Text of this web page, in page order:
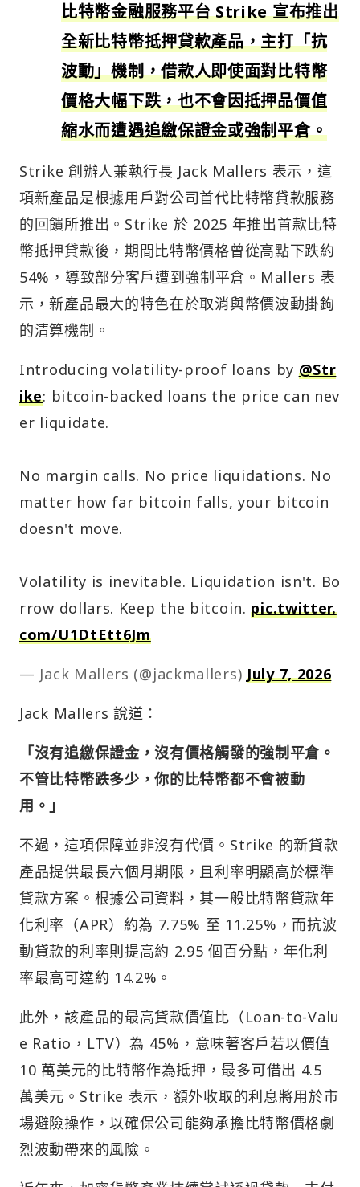
比特幣金融服務平台 Strike 宣布推出
全新比特幣抵押貸款產品，主打「抗
波動」機制，借款人即使面對比特幣
價格大幅下跌，也不會因抵押品價值
縮水而遭遇追繳保證金或強制平倉。
Strike 創辦人兼執行長 Jack Mallers 表示，這
項新產品是根據用戶對公司首代比特幣貸款服務
的回饋所推出。Strike 於 2025 年推出首款比特
幣抵押貸款後，期間比特幣價格曾從高點下跌約
54%，導致部分客戶遭到強制平倉。Mallers 表
示，新產品最大的特色在於取消與幣價波動掛鉤
的清算機制。
Introducing volatility-proof loans by @Str
ike: bitcoin-backed loans the price can nev
er liquidate.
No margin calls. No price liquidations. No
matter how far bitcoin falls, your bitcoin
doesn't move.
Volatility is inevitable. Liquidation isn't. Bo
rrow dollars. Keep the bitcoin.pic.twitter.
com/U1DtEtt6Jm
— Jack Mallers (@jackmallers) July 7, 2026
Jack Mallers 說道：
「沒有追繳保證金，沒有價格觸發的強制平倉。
不管比特幣跌多少，你的比特幣都不會被動
用。」
不過，這項保障並非沒有代價。Strike 的新貸款
產品提供最長六個月期限，且利率明顯高於標準
貸款方案。根據公司資料，其一般比特幣貸款年
化利率（APR）約為 7.75% 至 11.25%，而抗波
動貸款的利率則提高約 2.95 個百分點，年化利
率最高可達約 14.2%。
此外，該產品的最高貸款價值比（Loan-to-Valu
e Ratio，LTV）為 45%，意味著客戶若以價值
10 萬美元的比特幣作為抵押，最多可借出 4.5
萬美元。Strike 表示，額外收取的利息將用於市
場避險操作，以確保公司能夠承擔比特幣價格劇
烈波動帶來的風險。